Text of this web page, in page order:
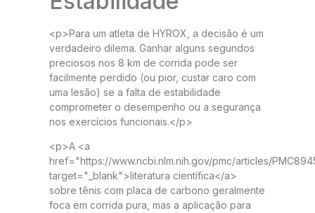
<p>Para um atleta de HYROX, a decisão é um
verdadeiro dilema. Ganhar alguns segundos
preciosos nos 8 km de corrida pode ser
facilmente perdido (ou pior, custar caro com
uma lesão) se a falta de estabilidade
comprometer o desempenho ou a segurança
nos exercícios funcionais.</p>
<p>A <a
href="https://www.ncbi.nlm.nih.gov/pmc/articles/
target="_blank">literatura científica</a>
sobre tênis com placa de carbono geralmente
foca em corrida pura, mas a aplicação para